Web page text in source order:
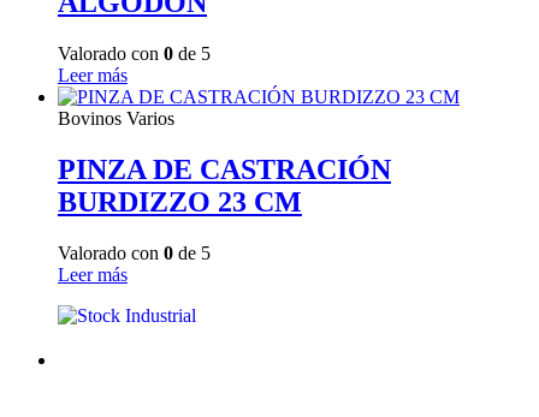
Valorado con 0 de 5
Leer más
Bovinos Varios
PINZA DE CASTRACIÓN
BURDIZZO 23 CM
Valorado con 0 de 5
Leer más